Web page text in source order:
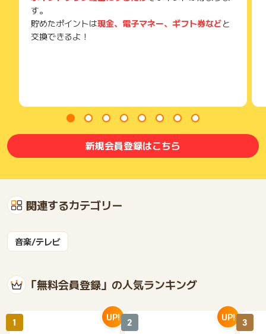
す。
貯めたポイントは現金、電子マネー、ギフト券などと
交換できるよ！
新規会員登録はこちら
関連するカテゴリー
音楽/テレビ
「無料会員登録」の人気ランキング
1 UP! 2 UP! 3